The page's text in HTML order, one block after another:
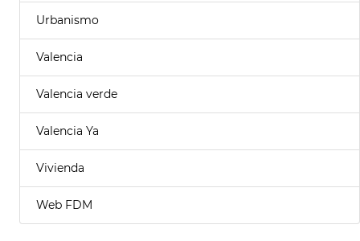
Urbanismo
Valencia
Valencia verde
Valencia Ya
Vivienda
Web FDM